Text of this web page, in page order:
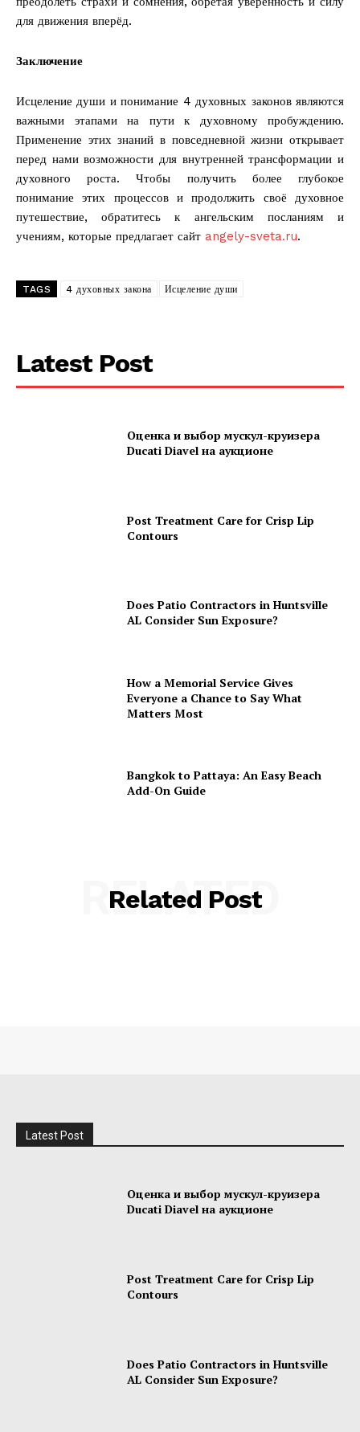
для движения вперёд.
Заключение
Исцеление души и понимание 4 духовных законов являются
важными этапами на пути к духовному пробуждению.
Применение этих знаний в повседневной жизни открывает
перед нами возможности для внутренней трансформации и
духовного роста. Чтобы получить более глубокое
понимание этих процессов и продолжить своё духовное
путешествие, обратитесь к ангельским посланиям и
учениям, которые предлагает сайт angely-sveta.ru.
TAGS 4 духовных закона Исцеление души
Latest Post
Оценка и выбор мускул-круизера
Ducati Diavel на аукционе
Post Treatment Care for Crisp Lip
Contours
Does Patio Contractors in Huntsville
AL Consider Sun Exposure?
How a Memorial Service Gives
Everyone a Chance to Say What
Matters Most
Bangkok to Pattaya: An Easy Beach
Add-On Guide
Related Post
RELATED
Latest Post
Оценка и выбор мускул-круизера
Ducati Diavel на аукционе
Post Treatment Care for Crisp Lip
Contours
Does Patio Contractors in Huntsville
AL Consider Sun Exposure?